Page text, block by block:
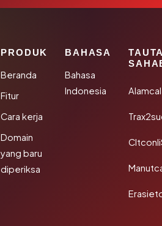
PRODUK
Beranda
Fitur
Cara kerja
Domain
yang baru
diperiksa
BAHASA
Bahasa
Indonesia